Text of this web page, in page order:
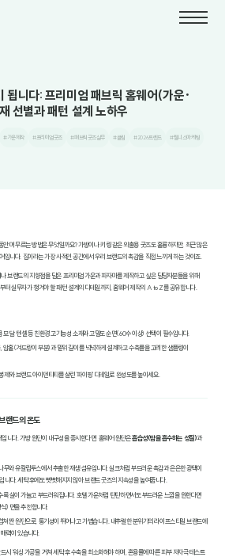
됩니다: 프리미엄 패브릭 홈웨어(가운·
선별과 패턴 설계 노하우
#가운제작 #프리미엄굿즈 #패브릭굿즈실무 #클림 #2026트렌드 #웰니스마케팅
안 머무르는 방법은 무엇일까요? 가방이나 키링 같은 외출용 굿즈도 훌륭하지만, 최근 많은
'입니다. 집이라는 가장 사적인 공간에서 우리 브랜드의 촉감을 직접 느끼게 하는 것이죠.
브랜드의 지향점을 담은 프리미엄 가운과 파자마를 제작하고 싶은 담당자분들을 위해
터 실무자가 챙겨야 할 패턴 설계의 디테일까지, 홈웨어 제작의 A to Z를 공유합니다.
모달, 텐셀 등 친환경 고기능성 소재와 고밀도 순면(60수 이상) 선택이 필수입니다.
암홀(겨드랑이 부분)과 밑위 길이를 넉넉하게 설계하고 수축률을 고려한 샘플링이
제'와 브랜드 아이덴티티를 살린 '파이핑' 디테일로 완성도를 높이세요.
랜드의 온도
니다. 가방 원단이 내구성을 중시한다면, 홈웨어 원단은흡습성(땀을 흡수하는 성질)과
무와 유칼립투스에서 추출한 재생 섬유입니다. 실크처럼 부드러운 촉감과 은은한 광택이
니다. 세탁 후에도 뻣뻣해지지 않아 브랜드 굿즈의 지속성을 높여줍니다.
록 실이 가늘고 부드러워집니다. 호텔 가운처럼 탄탄하면서도 부드러운 느낌을 원한다면
) 면을 추천합니다.
쳐 짠 원단으로, 통기성이 뛰어나고 가볍습니다. 내추럴한 분위기의 라이프스타일 브랜드에
력이 있습니다.
시 '워싱 가공'을 거쳐 세탁 후 수축을 최소화해야 하며, 혼용률에 따른 피부 저자극 테스트